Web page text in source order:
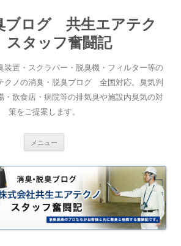
ブログ 共生エアテク
タッフ奮闘記
装置・スクラバー・脱臭機・フィルター等の
ノの消臭・脱臭ブログ 全国対応。臭気判
・飲食店・病院等の排気臭や施設内臭気の対
策をご提案します。
メニュー